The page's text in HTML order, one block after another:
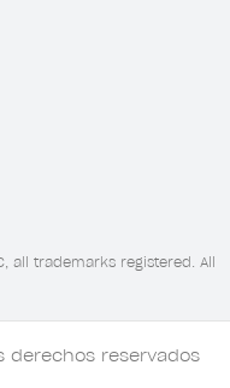
all trademarks registered. All
derechos reservados